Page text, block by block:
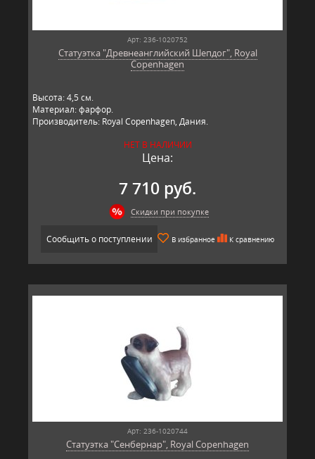
Арт: 236-1020752
Статуэтка "Древнеанглийский Шепдог", Royal
Copenhagen
​Высота: 4,5​ см.
Материал: фарфор.
Производитель: Royal Copenhagen, Дания.
НЕТ В НАЛИЧИИ
Цена:
7 710 руб.
Скидки при покупке
Сообщить о поступлении В избранное К сравнению
Арт: 236-1020744
Статуэтка "Сенбернар", Royal Copenhagen